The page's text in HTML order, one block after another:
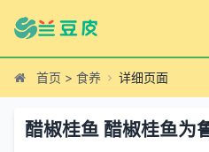
首页 > 食养 详细页面
醋椒桂鱼 醋椒桂鱼为